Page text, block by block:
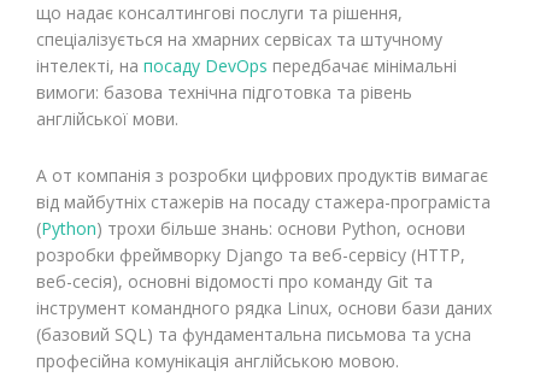
що надає консалтингові послуги та рішення,
спеціалізується на хмарних сервісах та штучному
інтелекті, на посаду DevOps передбачає мінімальні
вимоги: базова технічна підготовка та рівень
англійської мови.
А от компанія з розробки цифрових продуктів вимагає
від майбутніх стажерів на посаду стажера-програміста
(Python) трохи більше знань: основи Python, основи
розробки фреймворку Django та веб-сервісу (HTTP,
веб-сесія), основні відомості про команду Git та
інструмент командного рядка Linux, основи бази даних
(базовий SQL) та фундаментальна письмова та усна
професійна комунікація англійською мовою.